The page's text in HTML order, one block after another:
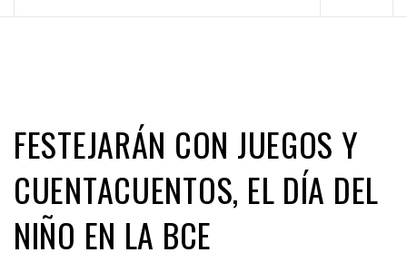
FESTEJARÁN CON JUEGOS Y
CUENTACUENTOS, EL DÍA DEL
NIÑO EN LA BCE